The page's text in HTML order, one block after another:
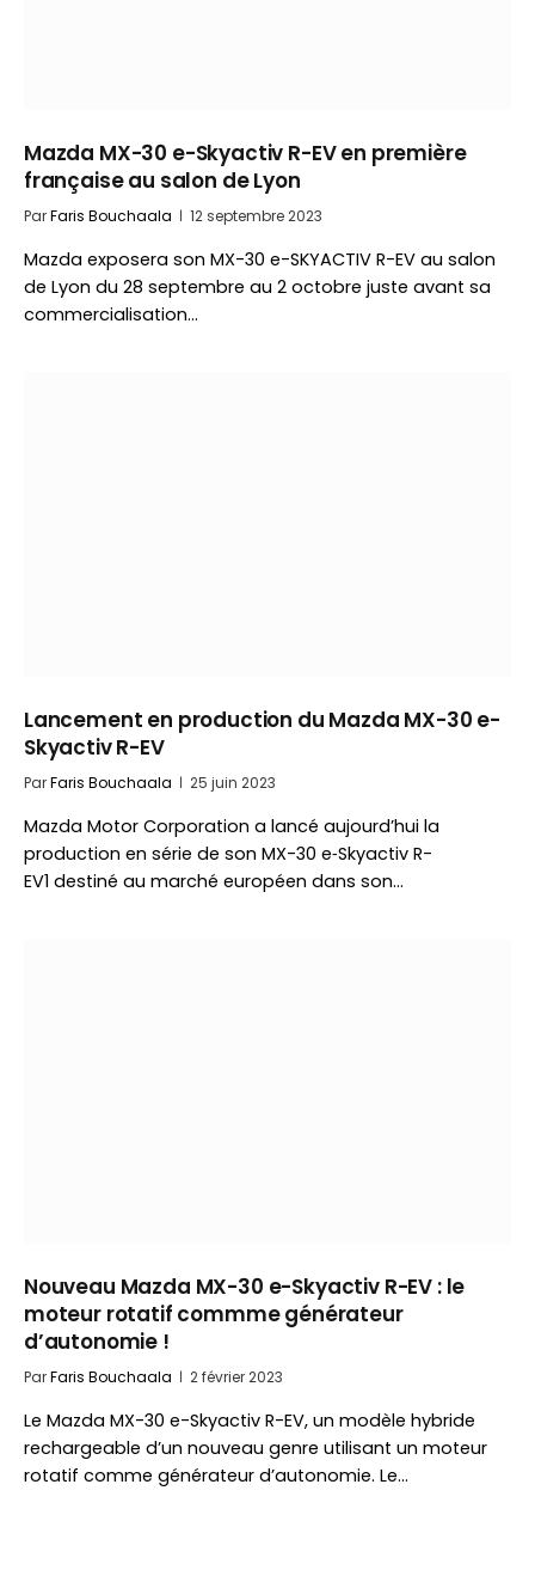
Mazda MX-30 e-Skyactiv R-EV en première
française au salon de Lyon
ParFaris Bouchaala 12 septembre 2023
Mazda exposera son MX-30 e-SKYACTIV R-EV au salon
de Lyon du 28 septembre au 2 octobre juste avant sa
commercialisation…
Lancement en production du Mazda MX-30 e-
Skyactiv R-EV
ParFaris Bouchaala 25 juin 2023
Mazda Motor Corporation a lancé aujourd’hui la
production en série de son MX-30 e‑Skyactiv R-
EV1 destiné au marché européen dans son…
Nouveau Mazda MX-30 e-Skyactiv R-EV : le
moteur rotatif commme générateur
d’autonomie !
ParFaris Bouchaala 2 février 2023
Le Mazda MX-30 e-Skyactiv R-EV, un modèle hybride
rechargeable d’un nouveau genre utilisant un moteur
rotatif comme générateur d’autonomie. Le…